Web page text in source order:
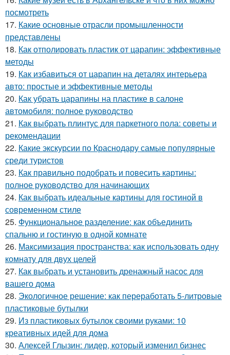
посмотреть
17. Какие основные отрасли промышленности
представлены
18. Как отполировать пластик от царапин: эффективные
методы
19. Как избавиться от царапин на деталях интерьера
авто: простые и эффективные методы
20. Как убрать царапины на пластике в салоне
автомобиля: полное руководство
21. Как выбрать плинтус для паркетного пола: советы и
рекомендации
22. Какие экскурсии по Краснодару самые популярные
среди туристов
23. Как правильно подобрать и повесить картины:
полное руководство для начинающих
24. Как выбрать идеальные картины для гостиной в
современном стиле
25. Функциональное разделение: как объединить
спальню и гостиную в одной комнате
26. Максимизация пространства: как использовать одну
комнату для двух целей
27. Как выбрать и установить дренажный насос для
вашего дома
28. Экологичное решение: как переработать 5-литровые
пластиковые бутылки
29. Из пластиковых бутылок своими руками: 10
креативных идей для дома
30. Алексей Глызин: лидер, который изменил бизнес